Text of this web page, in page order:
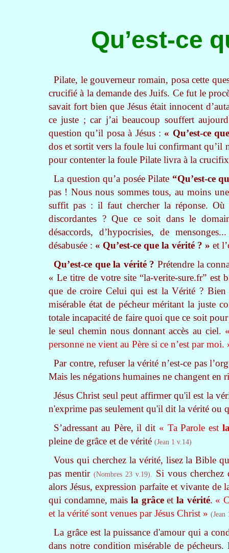
Qu’est-ce
Pilate, le gouverneur romain, posa cette
crucifié à la demande des Juifs. Ce fut le
savait fort bien que Jésus était innocent
ce juste ; car j’ai beaucoup souffert
question qu’il posa à Jésus : « Qu’est-ce
dos et sortit vers la foule lui confirmant qu’il
pour contenter la foule Pilate livra à la
La question qu’a posée Pilate “Qu’est-ce
pas ! Nous nous sommes tous, au moins
suffit pas : il faut chercher la réponse.
discordantes ? Que ce soit dans le
désaccords, d’hypocrisies, de
désabusée : « Qu’est-ce que la vérité ? » et
Qu’est-ce que la vérité ?Prétendre la
« Le titre de votre site “la-verite-sure.fr” est
que de croire Celui qui est la Vérité ? Bien
misérable état de pécheur méritant la juste
totale incapacité de faire quoi que ce soit
le seul chemin nous donnant accès au ciel.
personne ne vient au Père si ce n’est par moi.
Par contre, refuser la vérité n’est-ce pas
Mais les négations humaines ne changent en
Jésus Christ seul peut affirmer qu'il est la
n'exprime pas seulement qu'il dit la vérité ou
S’adressant au Père, il dit « Ta Parole est
pleine de grâce et de vérité (Jean 1 v.14)
Vous qui cherchez la vérité, lisez la Bible
pas mentir (Nombres 23 v.19). Si vous
alors Jésus, expression parfaite et vivante
qui condamne, mais la grâceetla vérité. «
et la vérité sont venues par Jésus Christ » (Jean
La grâce est la puissance d'amour qui a
dans notre condition misérable de